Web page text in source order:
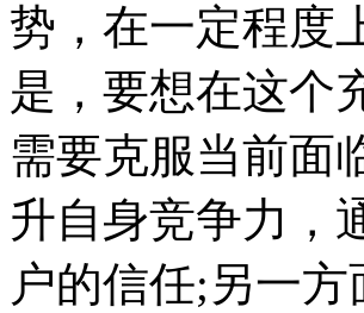
势，在一定程度
是，要想在这个
需要克服当前面
升自身竞争力，
户的信任;另一